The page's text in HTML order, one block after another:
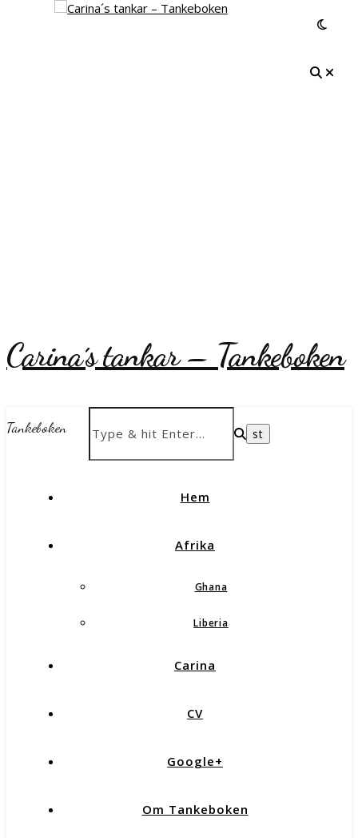
Carina´s tankar – Tankeboken
Tankeboken
Hem
Afrika
Ghana
Liberia
Carina
CV
Google+
Om Tankeboken